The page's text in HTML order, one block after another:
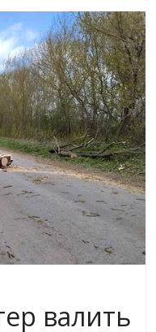
валить